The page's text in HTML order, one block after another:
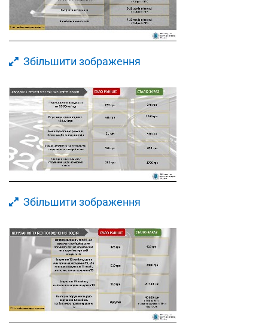
Збільшити зображення
Збільшити зображення